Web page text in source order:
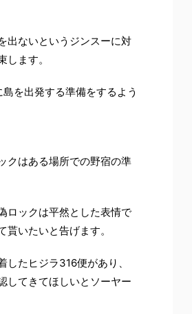
出ないというジンスーに対
ます。
を出発する準備をするよう
クはある場所での野宿の準
ロックは平然とした表情で
いたいと告げます。
たヒジラ316便があり、
してきてほしいとソーヤー